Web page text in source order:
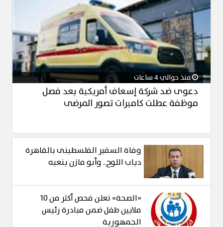
منذ حوالي 4 ساعات
دعوى ضد شركة إسعاف أمريكية بعد فصل
موظفة عطلت كاميرات تصور المرضى
وفاة السفير الفلسطينى بالقاهرة
دياب اللوح.. وأبو مازن ينعيه
«الصحة» تعلن فحص أكثر من 10
ملايين طفل ضمن مبادرة رئيس
الجمهورية